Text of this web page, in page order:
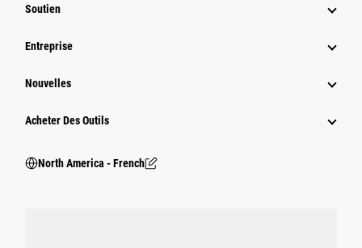
Soutien
Entreprise
Nouvelles
Acheter Des Outils
North America - French